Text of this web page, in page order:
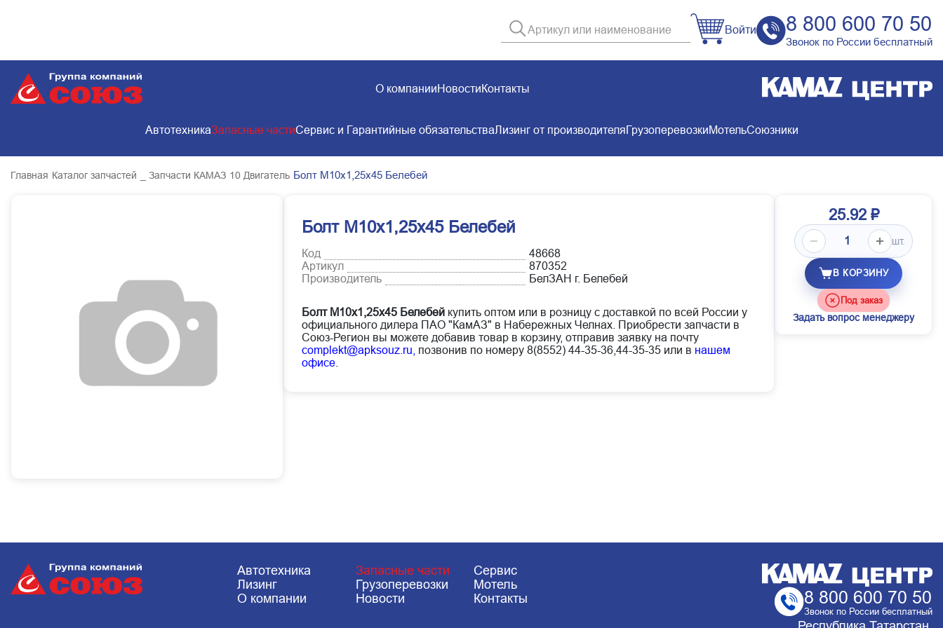
Войти 8 800 600 70 50
Звонок по России бесплатный
О компанииНовостиКонтакты
АвтотехникаЗапасные частиСервис и Гарантийные обязательстваЛизинг от производителяГрузоперевозкиМотельСоюзники
Главная Каталог запчастей _ Запчасти КАМАЗ 10 Двигатель Болт М10х1,25х45 Белебей
Болт М10х1,25х45 Белебей
Код
48668
Артикул
870352
Производитель
БелЗАН г. Белебей
Болт М10х1,25х45 Белебей купить оптом или в розницу с доставкой по всей России у
официального дилера ПАО "КамАЗ" в Набережных Челнах. Приобрести запчасти в
Союз-Регион вы можете добавив товар в корзину, отправив заявку на почту
complekt@apksouz.ru, позвонив по номеру 8(8552) 44-35-36,44-35-35 или в нашем
офисе
25.92 ₽
шт.
В КОРЗИНУ
Под заказ
Задать вопрос менеджеру
Автотехника Запасные части
Сервис
Лизинг
Грузоперевозки
Мотель
О компании
Новости Контакты 8 800 600 70 50
Звонок по России бесплатный